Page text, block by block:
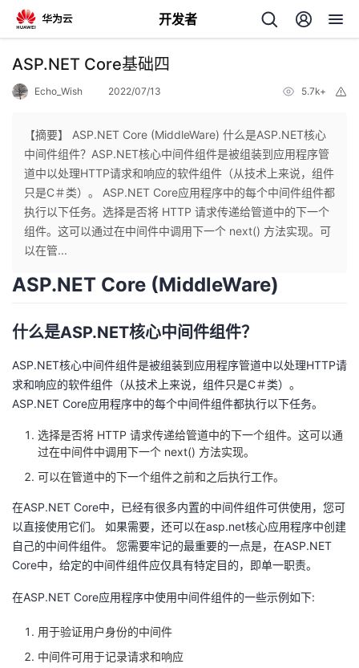
开发者
返
个
人
我
者
我
博
客
的
论
我
的
我
播
活
的
我
ASP.NET Core基础四
Echo_Wish 2022/07/13 5.7k+
【摘要】 ASP.NET Core (MiddleWare) 什么是ASP.NET核心
中间件组件？ASP.NET核心中间件组件是被组装到应用程序管
道中以处理HTTP请求和响应的软件组件（从技术上来说，组件
只是C＃类）。 ASP.NET Core应用程序中的每个中间件组件都
执行以下任务。选择是否将 HTTP 请求传递给管道中的下一个
组件。这可以通过在中间件中调用下一个 next() 方法实现。可
以在管...
ASP.NET Core (MiddleWare)
什么是ASP.NET核心中间件组件？
ASP.NET核心中间件组件是被组装到应用程序管道中以处理HTTP请
求和响应的软件组件（从技术上来说，组件只是C＃类）。
ASP.NET Core应用程序中的每个中间件组件都执行以下任务。
选择是否将 HTTP 请求传递给管道中的下一个组件。这可以通
过在中间件中调用下一个 next() 方法实现。
可以在管道中的下一个组件之前和之后执行工作。
在ASP.NET Core中，已经有很多内置的中间件组件可供使用，您可
以直接使用它们。 如果需要，还可以在asp.net核心应用程序中创建
自己的中间件组件。 您需要牢记的最重要的一点是， 在ASP.NET
Core中，给定的中间件组件应仅具有特定目的，即单一职责。
在ASP.NET Core应用程序中使用中间件组件的一些示例如下:
用于验证用户身份的中间件
中间件可用于记录请求和响应